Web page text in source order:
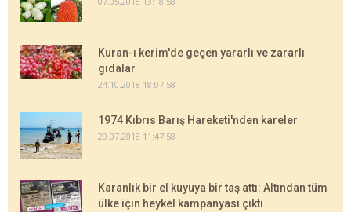
Kuran-ı kerim'de geçen yararlı ve zararlı
gıdalar
24.10.2018 18:07:58
1974 Kıbrıs Barış Hareketi'nden kareler
20.07.2018 11:47:58
Karanlık bir el kuyuya bir taş attı: Altından tüm
ülke için heykel kampanyası çıktı